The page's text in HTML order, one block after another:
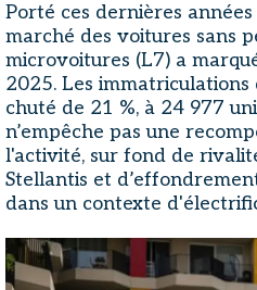
Porté ces dernières
marché des voitures sans
microvoitures (L7) a
2025. Les
chuté de 21 %, à 24 977
n’empêche pas une
l'activité, sur fond de
Stellantis et
dans un contexte